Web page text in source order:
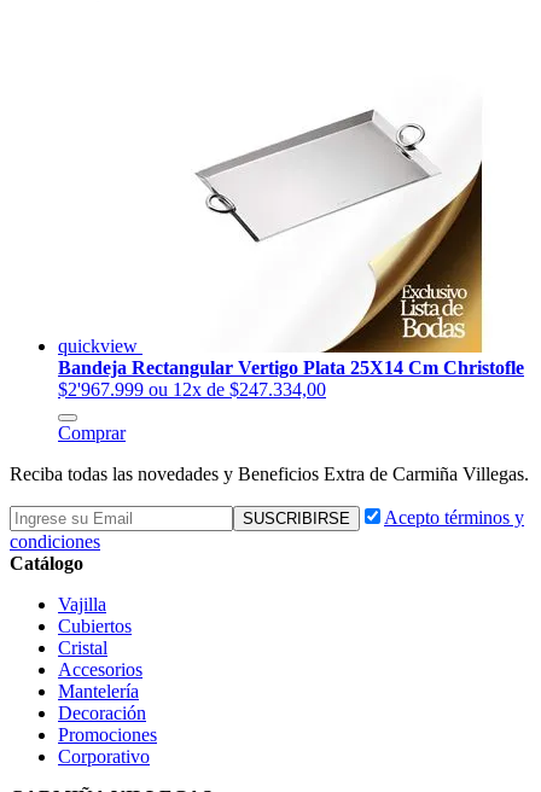
quickview
Bandeja Rectangular Vertigo Plata 25X14 Cm Christofle
$2'967.999 ou 12x de $247.334,00
Comprar
Reciba todas las novedades y Beneficios Extra de Carmiña Villegas.
Acepto términos y
condiciones
Catálogo
Vajilla
Cubiertos
Cristal
Accesorios
Mantelería
Decoración
Promociones
Corporativo